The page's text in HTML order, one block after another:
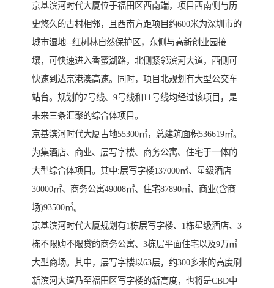
京基滨河时代大厦位于福田区西南端，项目西南侧与历
史悠久的古村相邻，且西南方距项目约600米为深圳市的
城市湿地--红树林自然保护区，东侧与高新创业园接
壤，可快速进入香蜜湖路，北侧紧邻滨河大道，西侧可
快速到达京港澳高速。同时，项目北规划有大型公交车
站台。规划的7号线、9号线和11号线均经过该项目，是
未来三条汇聚的综合体项目。
京基滨河时代大厦占地55300㎡，总建筑面积536619㎡。
为集酒店、商业、层写字楼、商务公寓、住宅于一体的
大型综合体项目。其中:层写字楼137000㎡、星级酒店
30000㎡、商务公寓49008㎡、住宅87890㎡、商业(含商
场)93500㎡。
京基滨河时代大厦规划有1栋层写字楼、1栋星级酒店、3
栋不限购不限贷的商务公寓、3栋层平面住宅以及9万㎡
大型商场。其中，层写字楼以63层，约300多米的高度刷
新滨河大道乃至福田区写字楼的新高度，也将是CBD中